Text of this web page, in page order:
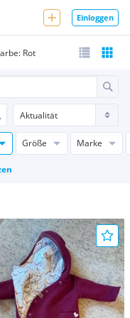
Einloggen
Rot
Größe Marke